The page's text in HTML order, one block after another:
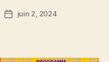
Datejuin 2, 2024